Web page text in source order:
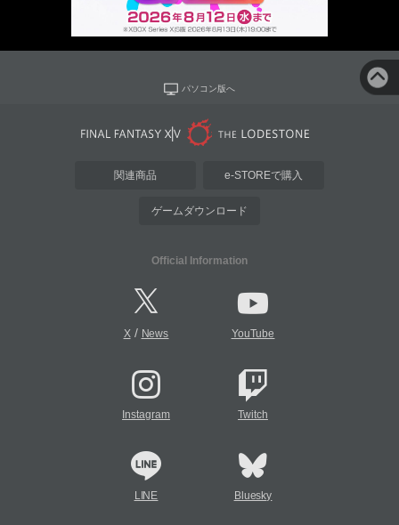
パソコン版へ
関連商品 e-STOREで購入
ゲームダウンロード
Official Information
X/ News YouTube
Instagram Twitch
LINE Bluesky